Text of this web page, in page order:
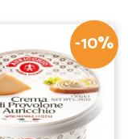
2020
-10%